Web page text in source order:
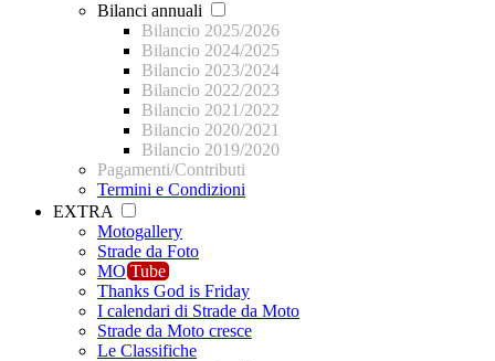
Bilanci annuali
Bilancio 2025/2026
Bilancio 2024/2025
Bilancio 2023/2024
Bilancio 2022/2023
Bilancio 2021/2022
Bilancio 2020/2021
Bilancio 2019/2020
Pagamenti/Contributi
Termini e Condizioni
EXTRA
Motogallery
Strade da Foto
MO Tube
Thanks God is Friday
I calendari di Strade da Moto
Strade da Moto cresce
Le Classifiche